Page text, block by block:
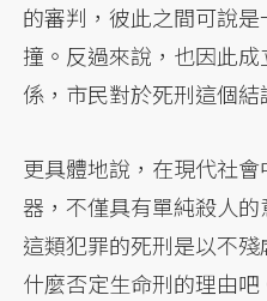
的審判，彼此之間可說
撞。反過來說，也因此
係，市民對於死刑這個結
更具體地說，在現代社
器，不僅具有單純殺人
這類犯罪的死刑是以不
什麼否定生命刑的理由吧